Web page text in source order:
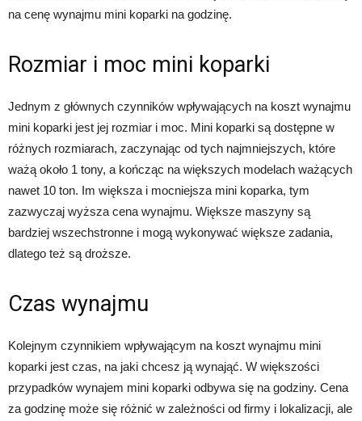
na cenę wynajmu mini koparki na godzinę.
Rozmiar i moc mini koparki
Jednym z głównych czynników wpływających na koszt wynajmu
mini koparki jest jej rozmiar i moc. Mini koparki są dostępne w
różnych rozmiarach, zaczynając od tych najmniejszych, które
ważą około 1 tony, a kończąc na większych modelach ważących
nawet 10 ton. Im większa i mocniejsza mini koparka, tym
zazwyczaj wyższa cena wynajmu. Większe maszyny są
bardziej wszechstronne i mogą wykonywać większe zadania,
dlatego też są droższe.
Czas wynajmu
Kolejnym czynnikiem wpływającym na koszt wynajmu mini
koparki jest czas, na jaki chcesz ją wynająć. W większości
przypadków wynajem mini koparki odbywa się na godziny. Cena
za godzinę może się różnić w zależności od firmy i lokalizacji, ale